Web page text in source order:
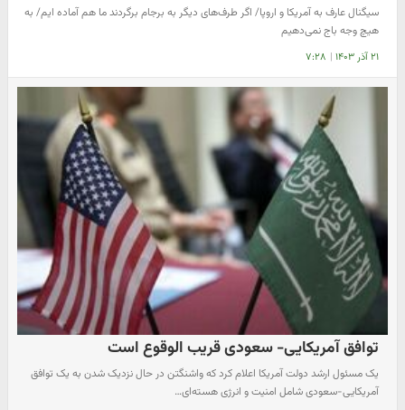
سیگنال عارف به آمریکا و اروپا/ اگر طرف‌های دیگر به برجام برگردند ما هم آماده ایم/ به
هیچ وجه باج نمی‌دهیم
۲۱ آذر ۱۴۰۳ | ۷:۲۸
توافق آمریکایی- سعودی قریب الوقوع است
یک مسئول ارشد دولت آمریکا اعلام کرد که واشنگتن در حال نزدیک شدن به یک توافق
آمریکایی-سعودی شامل امنیت و انرژی هسته‌ای…